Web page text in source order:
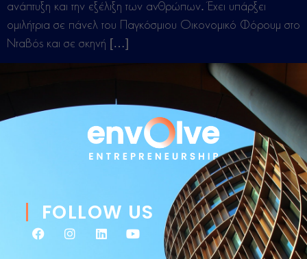
ανάπτυξη και την εξέλιξη των ανθρώπων. Έχει υπάρξει
ομιλήτρια σε πάνελ του Παγκόσμιου Οικονομικό Φόρουμ στο
Νταβός και σε σκηνή […]
FOLLOW US